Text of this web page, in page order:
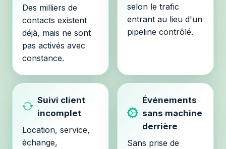
Des milliers de
contacts existent
déjà, mais ne sont
pas activés avec
constance.
selon le trafic
entrant au lieu d'un
pipeline contrôlé.
Suivi client
incomplet
Location, service,
échange,
Événements
sans machine
derrière
Sans prise de